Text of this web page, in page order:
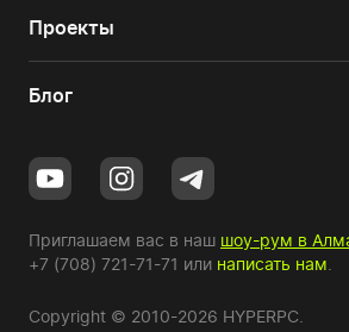
Проекты
Блог
Приглашаем вас в наш шоу-рум в
+7 (708) 721-71-71 или написать нам
Copyright © 2010-2026 HYPERPC.